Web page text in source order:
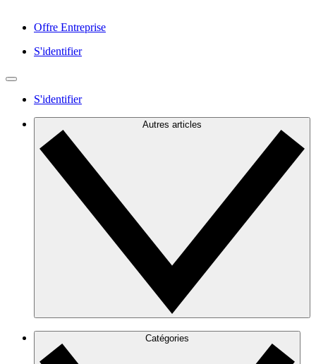
Offre Entreprise
S'identifier
S'identifier
Autres articles
Catégories